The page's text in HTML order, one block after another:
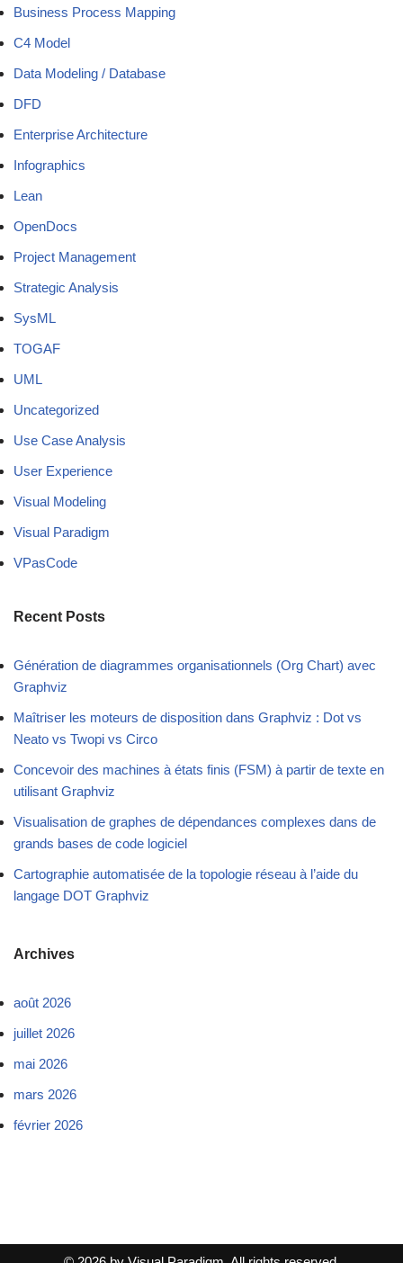
Business Process Mapping
C4 Model
Data Modeling / Database
DFD
Enterprise Architecture
Infographics
Lean
OpenDocs
Project Management
Strategic Analysis
SysML
TOGAF
UML
Uncategorized
Use Case Analysis
User Experience
Visual Modeling
Visual Paradigm
VPasCode
Recent Posts
Génération de diagrammes organisationnels (Org Chart) avec
Graphviz
Maîtriser les moteurs de disposition dans Graphviz : Dot vs
Neato vs Twopi vs Circo
Concevoir des machines à états finis (FSM) à partir de texte en
utilisant Graphviz
Visualisation de graphes de dépendances complexes dans de
grands bases de code logiciel
Cartographie automatisée de la topologie réseau à l’aide du
langage DOT Graphviz
Archives
août 2026
juillet 2026
mai 2026
mars 2026
février 2026